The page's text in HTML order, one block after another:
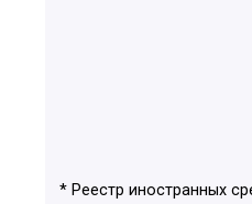
* Реестр иностранных